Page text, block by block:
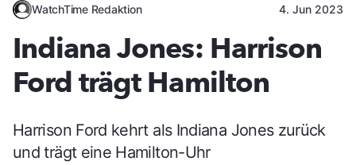
WatchTime Redaktion 4. Jun 2023
Indiana Jones: Harrison
Ford trägt Hamilton
Harrison Ford kehrt als Indiana Jones zurück
und trägt eine Hamilton-Uhr